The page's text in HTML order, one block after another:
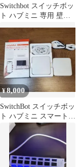
Switchbot スイッチボッ
ト ハブミニ 専用 壁掛
¥8,000
SwitchBot スイッチボッ
ト ハブミニ スマートリ
モコン 2個セット